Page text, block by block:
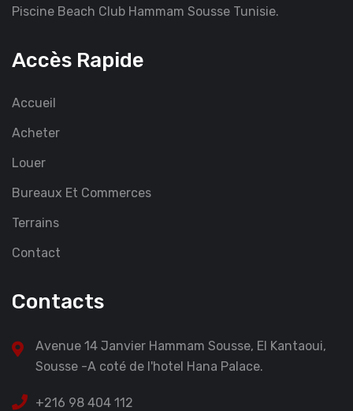
Piscine Beach Club Hammam Sousse Tunisie.
Accès Rapide
Accueil
Acheter
Louer
Bureaux Et Commerces
Terrains
Contact
Contacts
Avenue 14 Janvier Hammam Sousse, El Kantaoui,
Sousse -A coté de l'hotel Hana Palace.
+216 98 404 112